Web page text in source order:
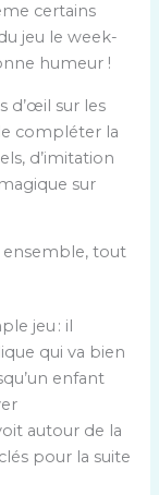
certains
jeu le week-
humeur !
d’œil sur les
compléter la
d’imitation
sur
ensemble, tout
jeu : il
qui va bien
enfant
autour de la
pour la suite